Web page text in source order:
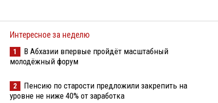
Интересное за неделю
1
В Абхазии впервые пройдёт масштабный
молодёжный форум
2
Пенсию по старости предложили закрепить на
уровне не ниже 40% от заработка